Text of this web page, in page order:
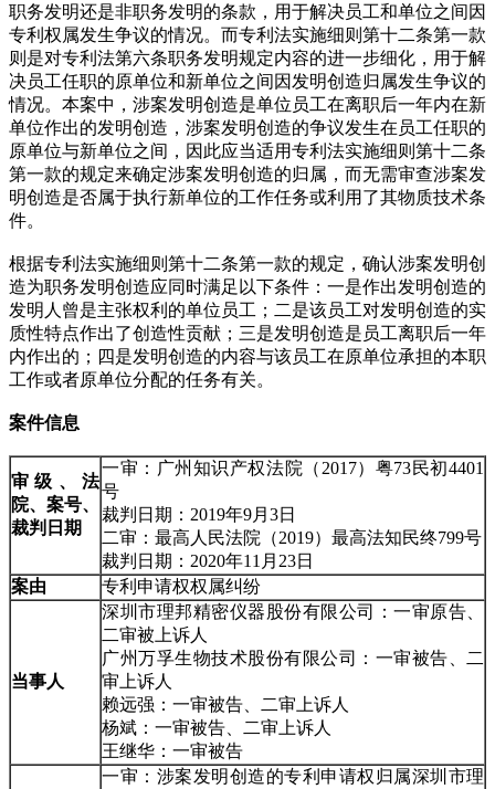
职务发明还是非职务发明的条款，用于解决员工和单位之间因
专利权属发生争议的情况。而专利法实施细则第十二条第一款
则是对专利法第六条职务发明规定内容的进一步细化，用于解
决员工任职的原单位和新单位之间因发明创造归属发生争议的
情况。本案中，涉案发明创造是单位员工在离职后一年内在新
单位作出的发明创造，涉案发明创造的争议发生在员工任职的
原单位与新单位之间，因此应当适用专利法实施细则第十二条
第一款的规定来确定涉案发明创造的归属，而无需审查涉案发
明创造是否属于执行新单位的工作任务或利用了其物质技术条
件。
根据专利法实施细则第十二条第一款的规定，确认涉案发明创
造为职务发明创造应同时满足以下条件：一是作出发明创造的
发明人曾是主张权利的单位员工；二是该员工对发明创造的实
质性特点作出了创造性贡献；三是发明创造是员工离职后一年
内作出的；四是发明创造的内容与该员工在原单位承担的本职
工作或者原单位分配的任务有关。
案件信息
审级、法
院、案号、
裁判日期
一审：广州知识产权法院（2017）粤73民初4401
号
裁判日期：2019年9月3日
二审：最高人民法院（2019）最高法知民终799号
裁判日期：2020年11月23日
案由
专利申请权权属纠纷
当事人
深圳市理邦精密仪器股份有限公司：一审原告、
二审被上诉人
广州万孚生物技术股份有限公司：一审被告、二
审上诉人
赖远强：一审被告、二审上诉人
杨斌：一审被告、二审上诉人
王继华：一审被告
一审：涉案发明创造的专利申请权归属深圳市理